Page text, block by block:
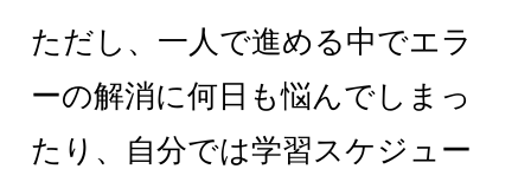
ただし、一人で進める中でエラ
ーの解消に何日も悩んでしまっ
たり、自分では学習スケジュー